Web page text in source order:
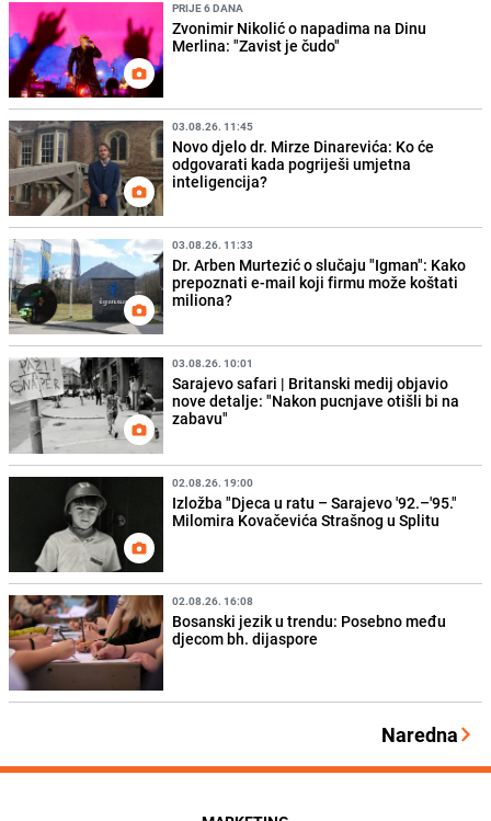
PRIJE 6 DANA
Zvonimir Nikolić o napadima na Dinu
Merlina: "Zavist je čudo"
03.08.26. 11:45
Novo djelo dr. Mirze Dinarevića: Ko će
odgovarati kada pogriješi umjetna
inteligencija?
03.08.26. 11:33
Dr. Arben Murtezić o slučaju "Igman": Kako
prepoznati e-mail koji firmu može koštati
miliona?
03.08.26. 10:01
Sarajevo safari | Britanski medij objavio
nove detalje: "Nakon pucnjave otišli bi na
zabavu"
02.08.26. 19:00
Izložba "Djeca u ratu – Sarajevo '92.–'95."
Milomira Kovačevića Strašnog u Splitu
02.08.26. 16:08
Bosanski jezik u trendu: Posebno među
djecom bh. dijaspore
Naredna